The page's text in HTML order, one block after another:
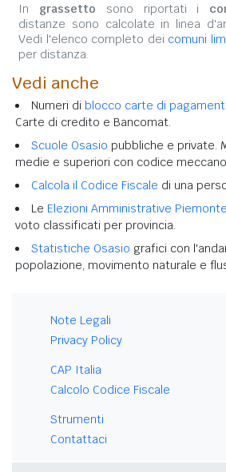
In grassetto sono riportati i
distanze sono calcolate in linea
Vedi l'elenco completo dei comuni
per distanza.
Vedi anche
Numeri di blocco carte di
Carte di credito e Bancomat.
Scuole Osasio pubbliche e private.
medie e superiori con codice
Calcola il Codice Fiscale di una
Le Elezioni Amministrative
voto classificati per provincia.
Statistiche Osasio grafici con
popolazione, movimento naturale e
Note Legali
Privacy Policy
CAP Italia
Calcolo Codice Fiscale
Strumenti
Contattaci